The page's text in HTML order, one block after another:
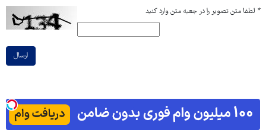
* لطفا متن تصویر را در جعبه متن وارد کنید
ارسال